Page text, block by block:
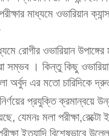
মাধ্যমে ওভারিয়ান
রোগীর ওভারিয়ান উপাঙ্গের
। কিন্তু কিছু
অর্বুদ এর মতো চারিদিকে
প্রযুক্তি
যেমনঃ মলা
ইত্যাদি বিশেষভাবে